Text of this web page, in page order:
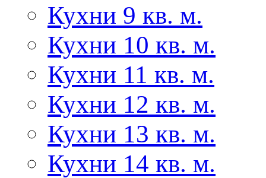
Кухни 9 кв. м.
Кухни 10 кв. м.
Кухни 11 кв. м.
Кухни 12 кв. м.
Кухни 13 кв. м.
Кухни 14 кв. м.